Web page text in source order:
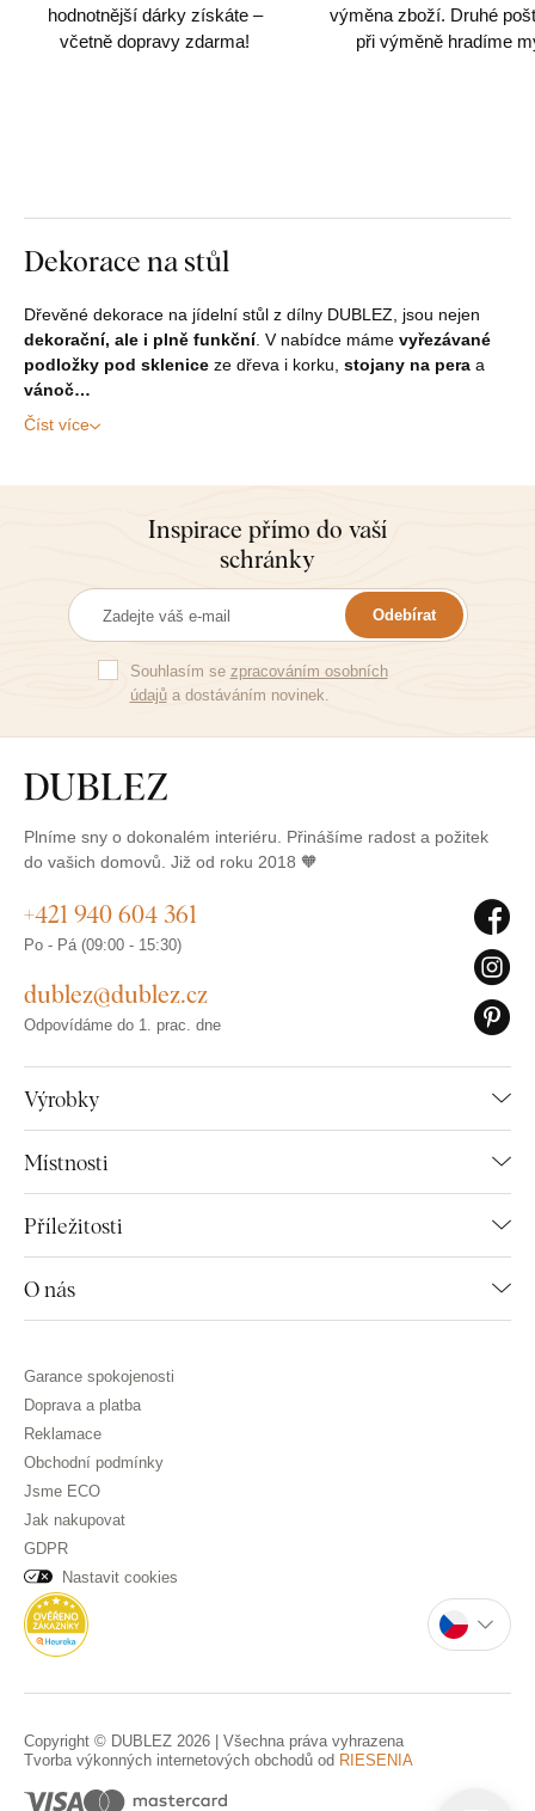
hodnotnější dárky získáte –
včetně dopravy zdarma!
výměna zboží. Druhé
při výměně hradíme
Dekorace na stůl
Dřevěné dekorace na jídelní stůl z dílny DUBLEZ, jsou nejen
dekorační, ale i plně funkční. V nabídce máme vyřezávané
podložky pod sklenice ze dřeva i korku, stojany na pera a
vánoč…
Číst více
Inspirace přímo do vaší
schránky
Odebírat
Souhlasím se zpracováním osobních
údajůa dostáváním novinek.
Plníme sny o dokonalém interiéru. Přinášíme radost a požitek
do vašich domovů. Již od roku 2018 🧡
Výrobky
Místnosti
Příležitosti
O nás
+421 940 604 361
Po - Pá (09:00 - 15:30)
dublez@dublez.cz
Odpovídáme do 1. prac. dne
Garance spokojenosti
Doprava a platba
Reklamace
Obchodní podmínky
Jsme ECO
Jak nakupovat
GDPR
Nastavit cookies
Copyright © DUBLEZ 2026 | Všechna práva vyhrazena
Tvorba výkonných internetových obchodů od RIESENIA